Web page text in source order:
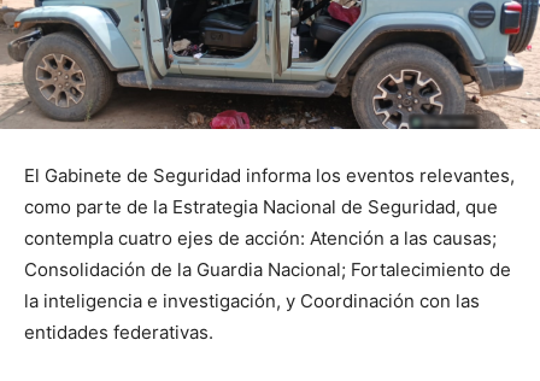
El Gabinete de Seguridad informa los eventos relevantes,
como parte de la Estrategia Nacional de Seguridad, que
contempla cuatro ejes de acción: Atención a las causas;
Consolidación de la Guardia Nacional; Fortalecimiento de
la inteligencia e investigación, y Coordinación con las
entidades federativas.